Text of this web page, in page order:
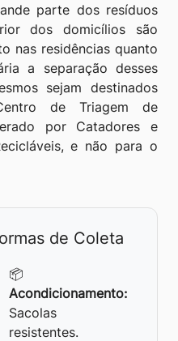
parte dos resíduos
dos domicílios são
nas residências quanto
a separação desses
sejam destinados
de Triagem de
por Catadores e
e não para o
de Coleta
📦
Acondicionamento:
Sacolas
resistentes.